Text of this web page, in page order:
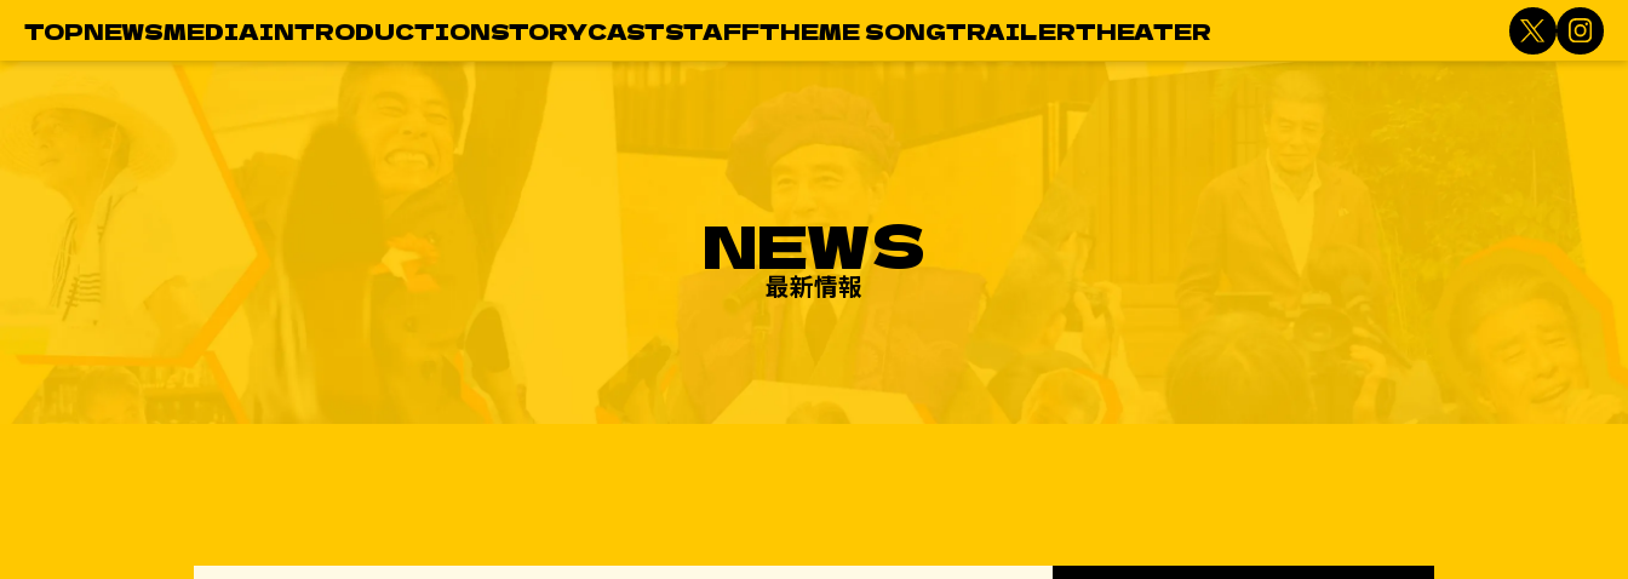
TOPNEWSMEDIAINTRODUCTIONSTORYCASTSTAFFTHEME SONGTRAILERTHEATER
NEWS
最新情報